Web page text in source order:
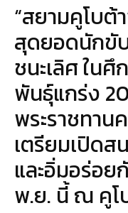
“สยามคูโบต้
สุดยอดนักขั
ชนะเลิศ ใน
พันธุ์แกร่ง
พระราชทาน
เตรียมเปิด
และอิ่มอร่อย
พ.ย. นี้ ณ คูโ